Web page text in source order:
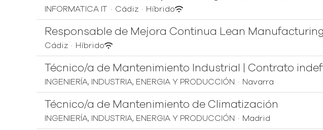
INFORMATICA IT · Cádiz · Híbrido
Responsable de Mejora Continua Lean
Cádiz · Híbrido
Técnico/a de Mantenimiento Industrial | Contrato
INGENIERÍA, INDUSTRIA, ENERGIA Y PRODUCCIÓN · Navarra
Técnico/a de Mantenimiento de Climatización
INGENIERÍA, INDUSTRIA, ENERGIA Y PRODUCCIÓN · Madrid